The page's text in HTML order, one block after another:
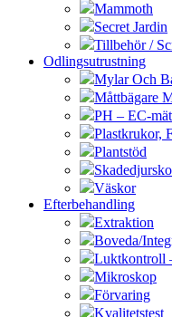
Mammoth
Secret Jardin
Tillbehör /
Odlingsutrustning
Mylar Och
Måttbägare
PH – EC-
Plastkrukor,
Plantstöd
Väskor
Efterbehandling
Extraktion
Boveda/
Luktkontroll
Mikroskop
Förvaring
Kvalitetstest